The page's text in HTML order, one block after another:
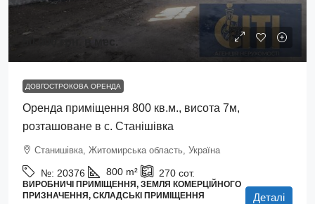
в мес.
ДОВГОСТРОКОВА ОРЕНДА
Оренда приміщення 800 кв.м., висота 7м,
розташоване в с. Станішівка
Станишівка, Житомирська область, Україна
№: 20376 800 m² 270 сот.
ВИРОБНИЧІ ПРИМІЩЕННЯ, ЗЕМЛЯ КОМЕРЦІЙНОГО
ПРИЗНАЧЕННЯ, СКЛАДСЬКІ ПРИМІЩЕННЯ
Деталі